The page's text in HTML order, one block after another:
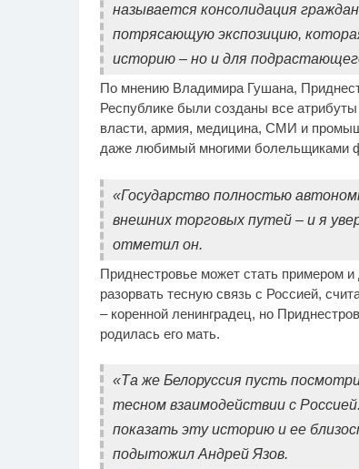
называется консолидация
потрясающую экспозицию,
историю – но и для
По мнению Владимира Гушана,
Республике были созданы все
власти, армия, медицина, СМИ и
даже любимый многими болельщиками
«Государство полностью
внешних торговых путей – и я
отметил он.
Приднестровье может стать примером
разорвать тесную связь с Россией,
– коренной ленинградец, но
родилась его мать.
«Та же Белоруссия пусть
тесном взаимодействии с
показать эту историю и ее
подытожил Андрей Язов.